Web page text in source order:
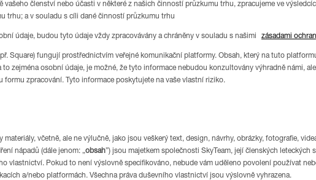
vašeho členství nebo účasti v některé z našich činností průzkumu trhu, zpracujeme ve
trhu; a v souladu s cíli dané činností průzkumu trhu
údaje, budou tyto údaje vždy zpracovávány a chráněny v souladu s našimi zásadami
Square) fungují prostřednictvím veřejné komunikační platformy. Obsah, který na tuto
zejména osobní údaje, je možné, že tyto informace nebudou konzultovány výhradně námi,
formu zpracování. Tyto informace poskytujete na vaše vlastní riziko.
materiály, včetně, ale ne výlučně, jako jsou veškerý text, design, návrhy, obrázky, fotografie,
nápadů (dále jenom: „obsah”) jsou majetkem společnosti SkyTeam, její členských
vlastnictví. Pokud to není výslovně specifikováno, nebude vám uděleno povolení používat
a/nebo platformách. Všechna práva duševního vlastnictví jsou výslovně vyhrazena.